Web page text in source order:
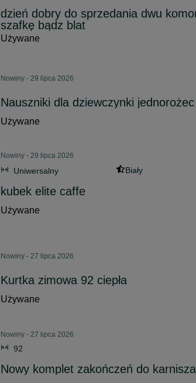
dzień dobry do sprzedania dwu
szafkę bądz blat
Używane
Nowiny - 29 lipca 2026
Nauszniki dla dziewczynki jednorożec
Używane
Nowiny - 29 lipca 2026
Uniwersalny Biały
kubek elite caffe
Używane
Nowiny - 27 lipca 2026
Kurtka zimowa 92 ciepła
Używane
Nowiny - 27 lipca 2026
92
Nowy komplet zakończeń do